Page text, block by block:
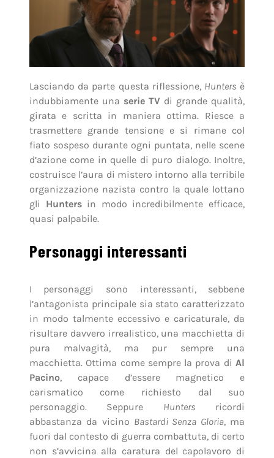
Lasciando da parte questa riflessione, Hunters è
indubbiamente una serie TV di grande qualità,
girata e scritta in maniera ottima. Riesce a
trasmettere grande tensione e si rimane col
fiato sospeso durante ogni puntata, nelle scene
d’azione come in quelle di puro dialogo. Inoltre,
costruisce l’aura di mistero intorno alla terribile
organizzazione nazista contro la quale lottano
gli Huntersin modo incredibilmente efficace,
quasi palpabile.
Personaggi interessanti
I personaggi sono interessanti, sebbene
l’antagonista principale sia stato caratterizzato
in modo talmente eccessivo e caricaturale, da
risultare davvero irrealistico, una macchietta di
pura malvagità, ma pur sempre una
macchietta. Ottima come sempre la prova diAl
Pacino, capace d’essere magnetico e
carismatico come richiesto dal suo
personaggio. Seppure Hunters ricordi
abbastanza da vicino Bastardi Senza Gloria, ma
fuori dal contesto di guerra combattuta, di certo
non s’avvicina alla caratura del capolavoro di